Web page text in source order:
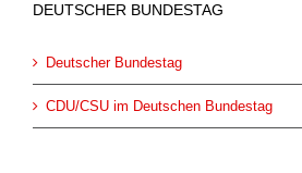
DEUTSCHER BUNDESTAG
Deutscher Bundestag
CDU/CSU im Deutschen Bundestag